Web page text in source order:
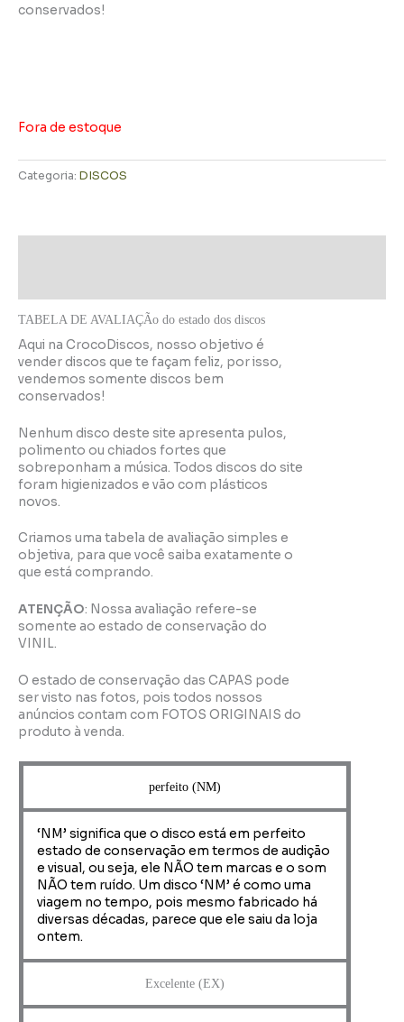
conservados!
Fora de estoque
Categoria: DISCOS
TABELA DE AVALIAÇÃo do estado dos discos
Aqui na CrocoDiscos, nosso objetivo é
vender discos que te façam feliz, por isso,
vendemos somente discos bem
conservados!
Nenhum disco deste site apresenta pulos,
polimento ou chiados fortes que
sobreponham a música. Todos discos do site
foram higienizados e vão com plásticos
novos.
Criamos uma tabela de avaliação simples e
objetiva, para que você saiba exatamente o
que está comprando.
ATENÇÃO: Nossa avaliação refere-se
somente ao estado de conservação do
VINIL.
O estado de conservação das CAPAS pode
ser visto nas fotos, pois todos nossos
anúncios contam com FOTOS ORIGINAIS do
produto à venda.
perfeito (NM)
‘NM’ significa que o disco está em perfeito
estado de conservação em termos de audição
e visual, ou seja, ele NÃO tem marcas e o som
NÃO tem ruído. Um disco ‘NM’ é como uma
viagem no tempo, pois mesmo fabricado há
diversas décadas, parece que ele saiu da loja
ontem.
Excelente (EX)